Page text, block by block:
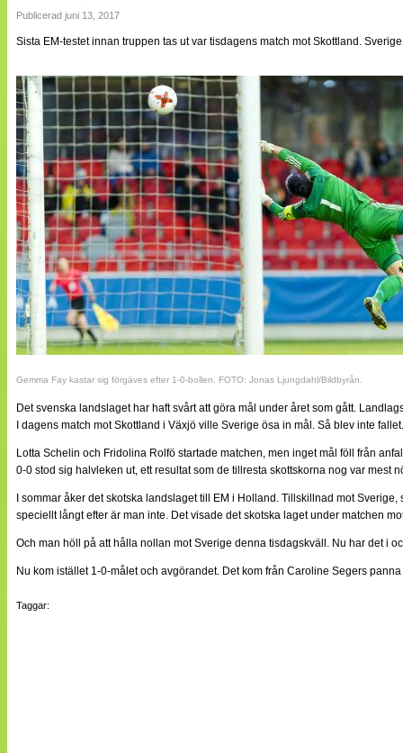
Bildreportage
Bloggar
Webb-TV
Cuper
Medlemsbilder
Till klubbkassan
NÄTverket
Split vision
Om oss
Annonsera
Statistik
Tipsa Damfotboll
Kontakt
Publicerad juni 13, 2017
Sista EM-testet innan truppen tas ut var tisdagens match mot Skottland.
Gemma Fay kastar sig förgäves efter 1-0-bollen. FOTO: Jonas Ljungdahl/Bildbyrån.
Det svenska landslaget har haft svårt att göra mål under året som gått.
I dagens match mot Skottland i Växjö ville Sverige ösa in mål. Så blev inte fallet.
Lotta Schelin och Fridolina Rolfö startade matchen, men inget mål föll från
0-0 stod sig halvleken ut, ett resultat som de tillresta skottskorna nog var mest
I sommar åker det skotska landslaget till EM i Holland. Tillskillnad mot
speciellt långt efter är man inte. Det visade det skotska laget under matchen
Och man höll på att hålla nollan mot Sverige denna tisdagskväll. Nu har det i
Nu kom istället 1-0-målet och avgörandet. Det kom från Caroline Segers
Taggar: